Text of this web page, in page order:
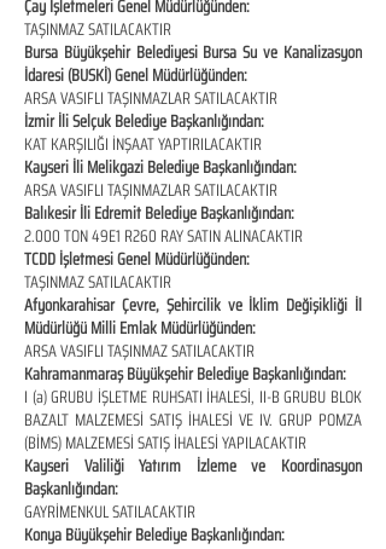
Çay İşletmeleri Genel Müdürlüğünden:
TAŞINMAZ SATILACAKTIR
Bursa Büyükşehir Belediyesi Bursa Su ve Kanalizasyon
İdaresi (BUSKİ) Genel Müdürlüğünden:
ARSA VASIFLI TAŞINMAZLAR SATILACAKTIR
İzmir İli Selçuk Belediye Başkanlığından:
KAT KARŞILIĞI İNŞAAT YAPTIRILACAKTIR
Kayseri İli Melikgazi Belediye Başkanlığından:
ARSA VASIFLI TAŞINMAZLAR SATILACAKTIR
Balıkesir İli Edremit Belediye Başkanlığından:
2.000 TON 49E1 R260 RAY SATIN ALINACAKTIR
TCDD İşletmesi Genel Müdürlüğünden:
TAŞINMAZ SATILACAKTIR
Afyonkarahisar Çevre, Şehircilik ve İklim Değişikliği İl
Müdürlüğü Milli Emlak Müdürlüğünden:
ARSA VASIFLI TAŞINMAZ SATILACAKTIR
Kahramanmaraş Büyükşehir Belediye Başkanlığından:
I (a) GRUBU İŞLETME RUHSATI İHALESİ, II-B GRUBU BLOK
BAZALT MALZEMESİ SATIŞ İHALESİ VE IV. GRUP POMZA
(BİMS) MALZEMESİ SATIŞ İHALESİ YAPILACAKTIR
Kayseri Valiliği Yatırım İzleme ve Koordinasyon
Başkanlığından:
GAYRİMENKUL SATILACAKTIR
Konya Büyükşehir Belediye Başkanlığından: